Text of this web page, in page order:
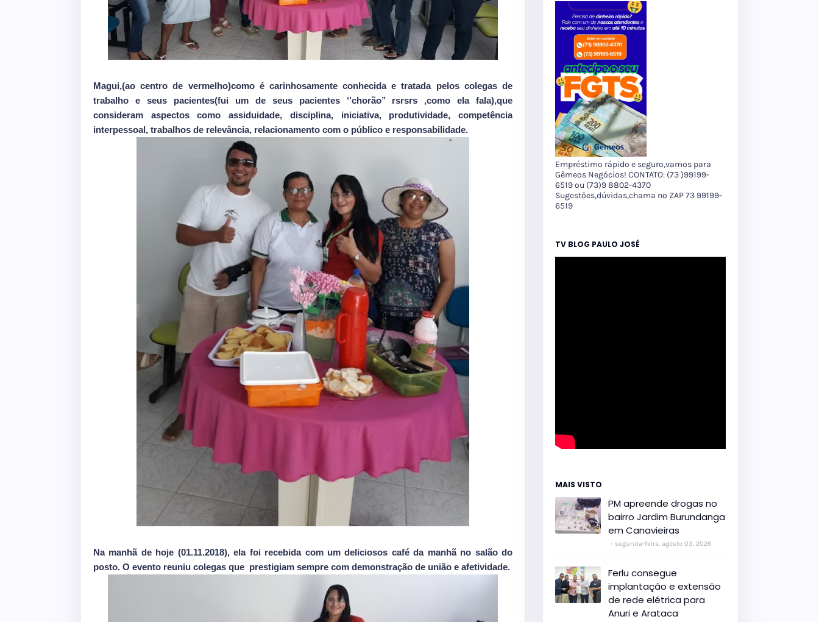
Magui,(ao centro de vermelho)como é carinhosamente conhecida e tratada pelos colegas de
trabalho e seus pacientes(fui um de seus pacientes ‘’chorão’’ rsrsrs ,como ela fala),que
consideram aspectos como assiduidade, disciplina, iniciativa, produtividade, competência
interpessoal, trabalhos de relevância, relacionamento com o público e responsabilidade.
Na manhã de hoje (01.11.2018), ela foi recebida com um deliciosos café da manhã no salão do
posto. O evento reuniu colegas que prestigiam sempre com demonstração de união e afetividade.
Empréstimo rápido e seguro,vamos para
Gêmeos Negócios! CONTATO: (73 )99199-
6519 ou (73)9 8802-4370
Sugestões,dúvidas,chama no ZAP 73 99199-
6519
TV BLOG PAULO JOSÉ
MAIS VISTO
PM apreende drogas no
bairro Jardim Burundanga
em Canavieiras
segunda-feira, agosto 03, 2026
Ferlu consegue
implantação e extensão
de rede elétrica para
Anuri e Arataca